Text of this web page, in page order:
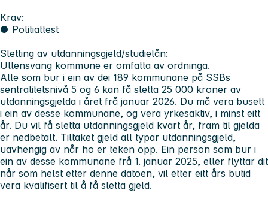
Krav:
● Politiattest
Sletting av utdanningsgjeld/studielån:
Ullensvang kommune er omfatta av ordninga.
Alle som bur i ein av dei 189 kommunane på SSBs
sentralitetsnivå 5 og 6 kan få sletta 25 000 kroner av
utdanningsgjelda i året frå januar 2026. Du må vera busett
i ein av desse kommunane, og vera yrkesaktiv, i minst eitt
år. Du vil få sletta utdanningsgjeld kvart år, fram til gjelda
er nedbetalt. Tiltaket gjeld all typar utdanningsgjeld,
uavhengig av når ho er teken opp. Ein person som bur i
ein av desse kommunane frå 1. januar 2025, eller flyttar dit
når som helst etter denne datoen, vil etter eitt års butid
vera kvalifisert til å få sletta gjeld.